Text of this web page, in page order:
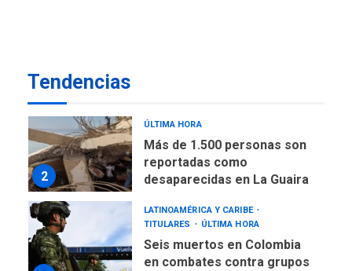
Tendencias
2
ÚLTIMA HORA
Más de 1.500 personas son
reportadas como
desaparecidas en La Guaira
LATINOAMÉRICA Y CARIBE
TITULARES
ÚLTIMA HORA
Seis muertos en Colombia
en combates contra grupos